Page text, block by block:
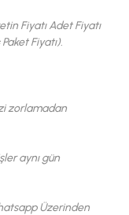
Fiyatı Adet Fiyatı
Fiyatı).
zorlamadan
aynı gün
Üzerinden